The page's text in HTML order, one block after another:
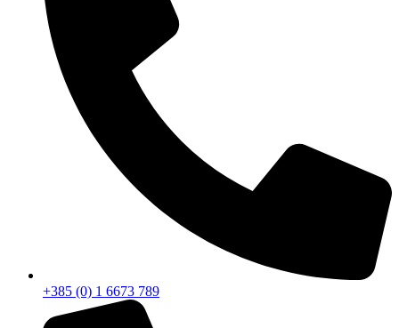
+385 (0) 1 6673 789